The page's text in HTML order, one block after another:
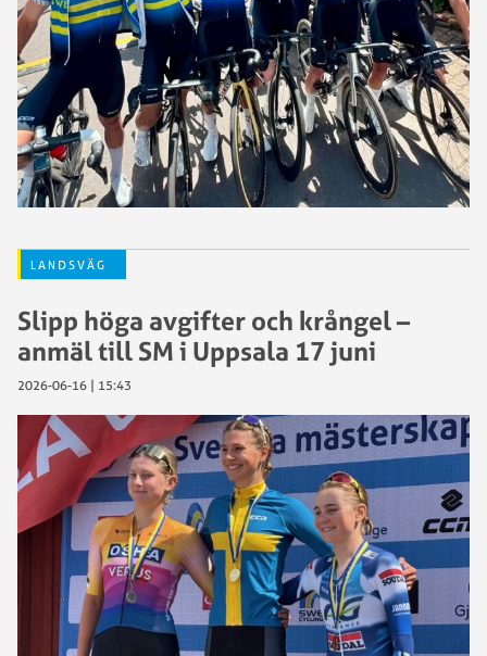
LANDSVÄG
Slipp höga avgifter och krångel –
anmäl till SM i Uppsala 17 juni
2026-06-16 | 15:43